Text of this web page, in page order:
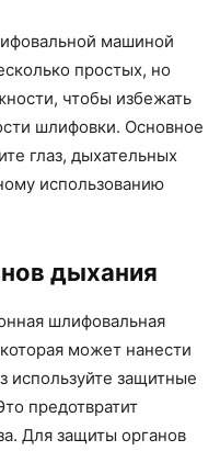
машиной
простых, но
чтобы избежать
шлифовки. Основное
глаз, дыхательных
использованию
дыхания
шлифовальная
может нанести
используйте защитные
предотвратит
Для защиты органов